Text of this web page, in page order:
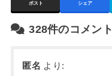
ポスト シェア
328件のコメント
匿名 より: